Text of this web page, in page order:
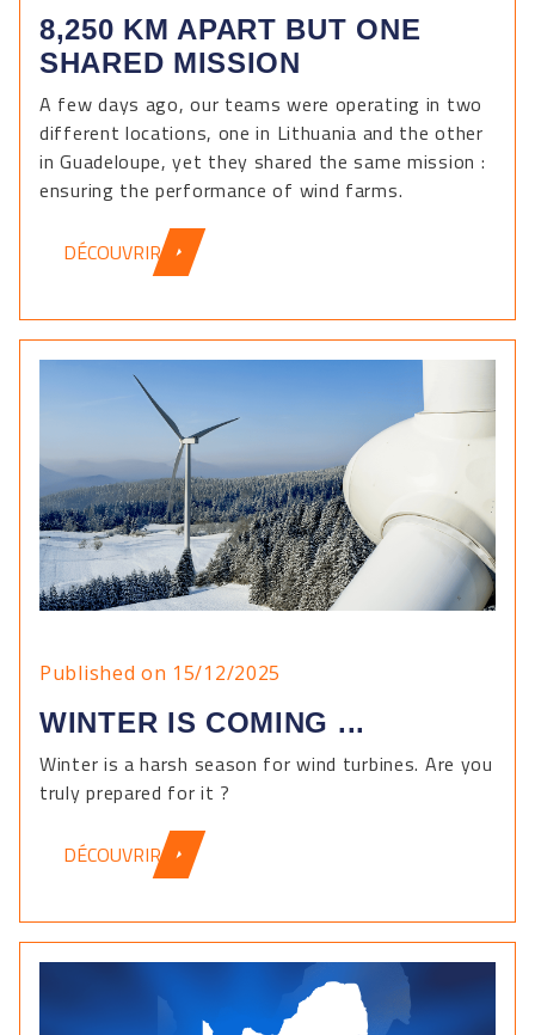
8,250 KM APART BUT ONE
SHARED MISSION
A few days ago, our teams were operating in two
different locations, one in Lithuania and the other
in Guadeloupe, yet they shared the same mission :
ensuring the performance of wind farms.
DÉCOUVRIR
Published on 15/12/2025
WINTER IS COMING ...
Winter is a harsh season for wind turbines. Are you
truly prepared for it ?
DÉCOUVRIR